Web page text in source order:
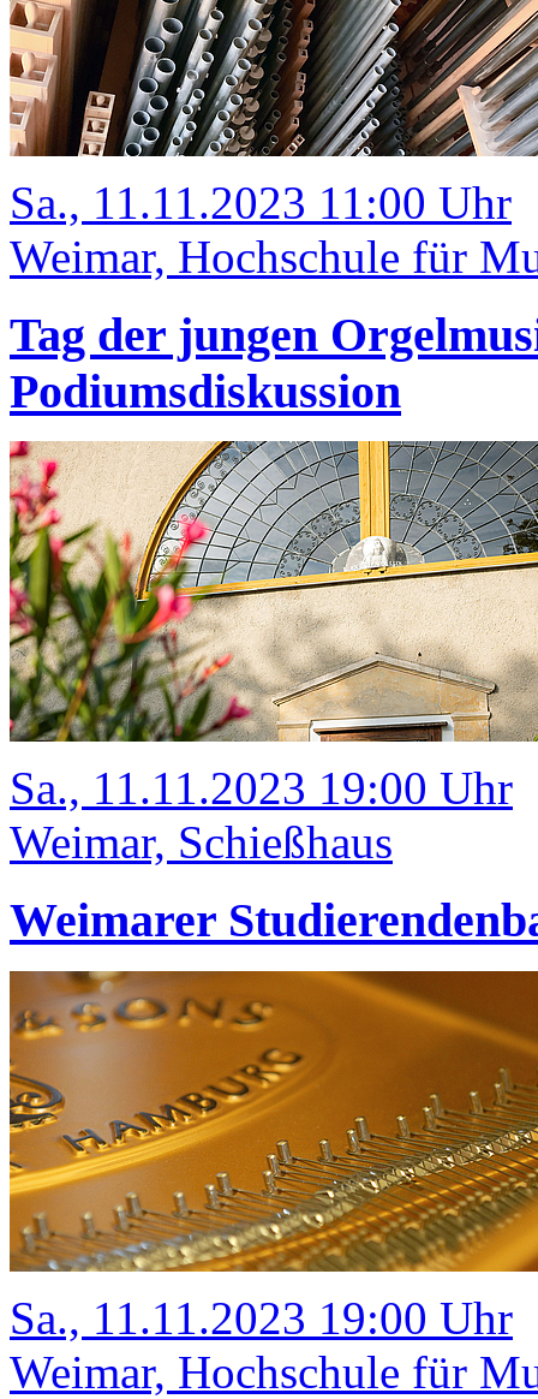
Sa., 11.11.2023 11:00 Uhr
Weimar, Hochschule für
Tag der jungen
Podiumsdiskussion
Sa., 11.11.2023 19:00 Uhr
Weimar, Schießhaus
Weimarer
Sa., 11.11.2023 19:00 Uhr
Weimar, Hochschule für